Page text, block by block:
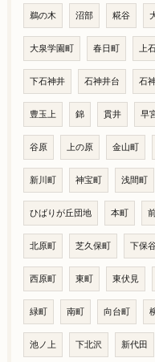
鵜の木 沼部 糀谷
大泉学園町 春日町 上
下石神井 石神井台 石
豊玉上 錦 貫井 早
谷原 上の原 金山町
新川町 神宝町 浅間町
ひばりが丘団地 本町
北原町 芝久保町 下保
西原町 東町 東伏見
緑町 南町 向台町
池ノ上 下北沢 新代田